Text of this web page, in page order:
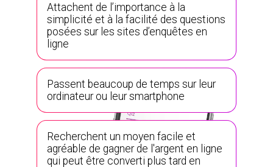
Attachent de l’importance à la
simplicité et à la facilité des questions
posées sur les sites d’enquêtes en
ligne
Passent beaucoup de temps sur leur
ordinateur ou leur smartphone
Recherchent un moyen facile et
agréable de gagner de l'argent en ligne
qui peut être converti plus tard en